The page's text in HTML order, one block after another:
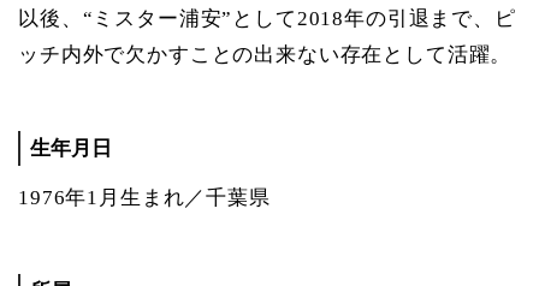
以後、“ミスター浦安”として2018年の引退まで、ピ
ッチ内外で欠かすことの出来ない存在として活躍。
生年月日
1976年1月生まれ／千葉県